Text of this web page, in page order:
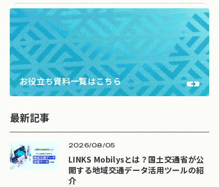
お役立ち資料一覧はこちら
最新記事
2026/08/05
LINKS Mobilysとは？国土交通省が公
開する地域交通データ活用ツールの紹
介